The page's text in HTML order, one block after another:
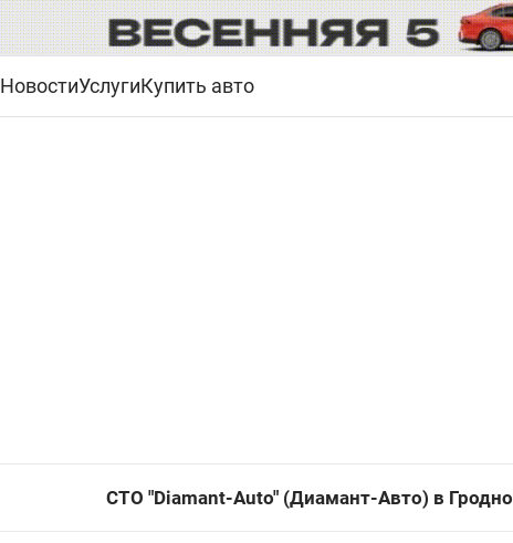
НовостиУслугиКупить авто
СТО "Diamant-Auto" (Диамант-Авто) в Гродно